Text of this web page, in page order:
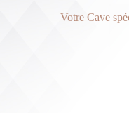
Votre Cave